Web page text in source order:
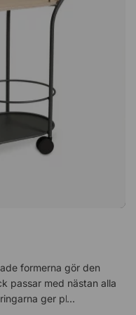
för att passa Bin
kan skapa en
till serien Bin There
separat och kan
färg. Lock i två
och Large.
formerna gör den
passar med nästan alla
ger plats åt